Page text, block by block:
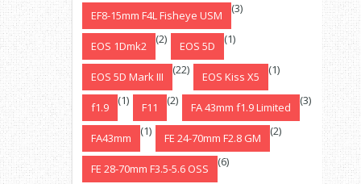
EF8-15mm F4L Fisheye USM (3)
EOS 1Dmk2 (2) EOS 5D (1)
EOS 5D Mark III (22) EOS Kiss X5 (1)
f1.9 (1) F11 (2) FA 43mm f1.9 Limited (3)
FA43mm (1) FE 24-70mm F2.8 GM (2)
FE 28-70mm F3.5-5.6 OSS (6)